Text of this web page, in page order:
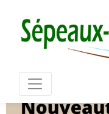
03 86 73 16 36